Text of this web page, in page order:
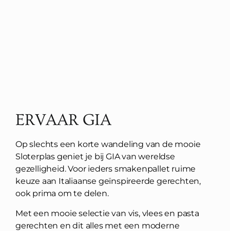
ERVAAR GIA
Op slechts een korte wandeling van de mooie
Sloterplas geniet je bij GIA van wereldse
gezelligheid. Voor ieders smakenpallet ruime
keuze aan Italiaanse geïnspireerde gerechten,
ook prima om te delen.
Met een mooie selectie van vis, vlees en pasta
gerechten en dit alles met een moderne